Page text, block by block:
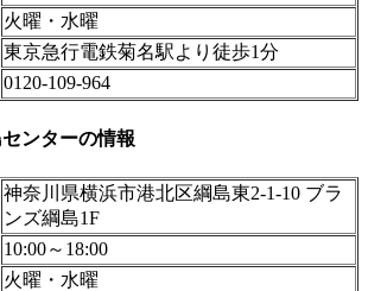
火曜・水曜
東京急行電鉄菊名駅より徒歩1分
0120-109-964
ンターの情報
神奈川県横浜市港北区綱島東2-1-10 ブラ
ンズ綱島1F
10:00～18:00
火曜・水曜